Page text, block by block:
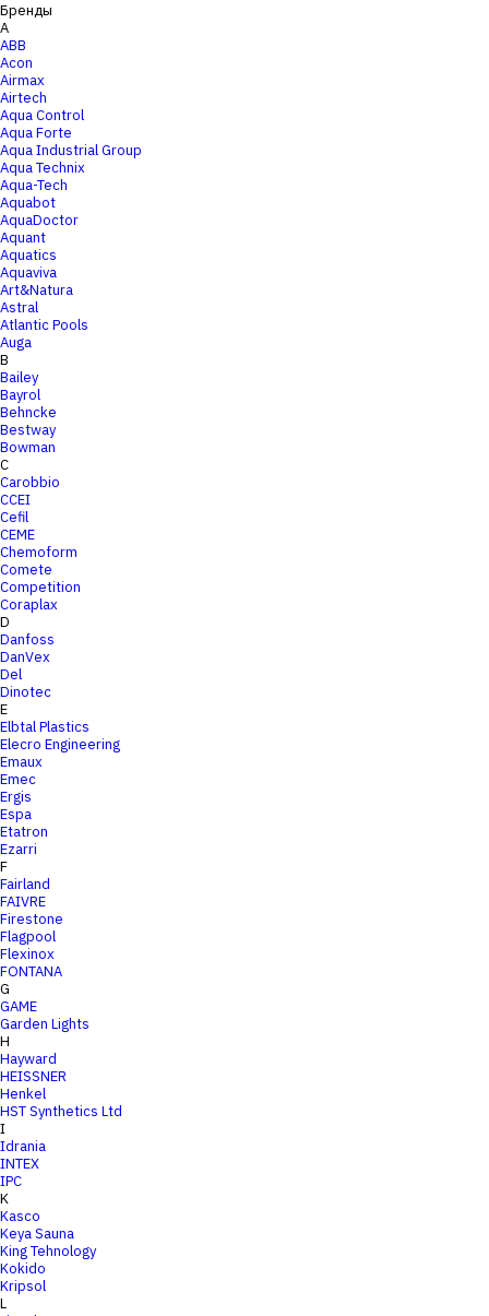
Бренды
A
ABB
Acon
Airmax
Airtech
Aqua Control
Aqua Forte
Aqua Industrial Group
Aqua Technix
Aqua-Tech
Aquabot
AquaDoctor
Aquant
Aquatics
Aquaviva
Art&Natura
Astral
Atlantic Pools
Auga
B
Bailey
Bayrol
Behncke
Bestway
Bowman
C
Carobbio
CCEI
Cefil
CEME
Chemoform
Comete
Competition
Coraplax
D
Danfoss
DanVex
Del
Dinotec
E
Elbtal Plastics
Elecro Engineering
Emaux
Emec
Ergis
Espa
Etatron
Ezarri
F
Fairland
FAIVRE
Firestone
Flagpool
Flexinox
FONTANA
G
GAME
Garden Lights
H
Hayward
HEISSNER
Henkel
HST Synthetics Ltd
I
Idrania
INTEX
IPC
K
Kasco
Keya Sauna
King Tehnology
Kokido
Kripsol
L